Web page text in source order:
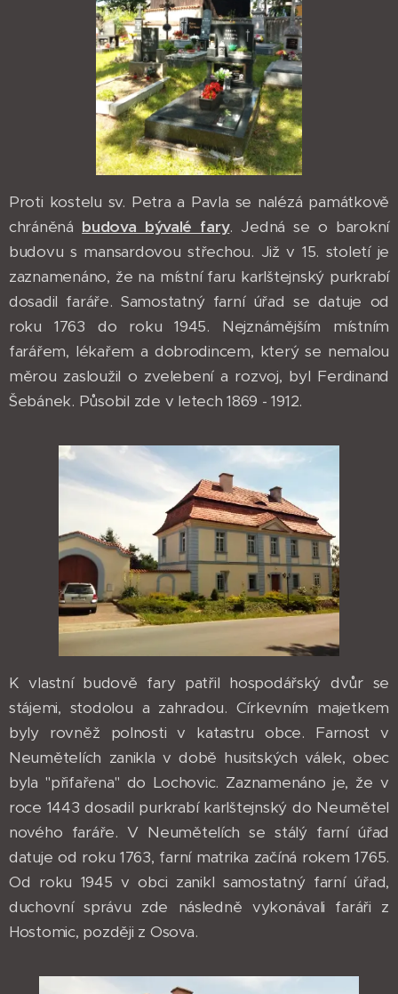
Proti kostelu sv. Petra a Pavla se nalézá památkově
chráněná budova bývalé fary. Jedná se o barokní
budovu s mansardovou střechou. Již v 15. století je
zaznamenáno, že na místní faru karlštejnský purkrabí
dosadil faráře. Samostatný farní úřad se datuje od
roku 1763 do roku 1945. Nejznámějším místním
farářem, lékařem a dobrodincem, který se nemalou
měrou zasloužil o zvelebení a rozvoj, byl Ferdinand
Šebánek. Působil zde v letech 1869 - 1912.
K vlastní budově fary patřil hospodářský dvůr se
stájemi, stodolou a zahradou. Církevním majetkem
byly rovněž polnosti v katastru obce. Farnost v
Neumětelích zanikla v době husitských válek, obec
byla "přifařena" do Lochovic. Zaznamenáno je, že v
roce 1443 dosadil purkrabí karlštejnský do Neumětel
nového faráře. V Neumětelích se stálý farní úřad
datuje od roku 1763, farní matrika začíná rokem 1765.
Od roku 1945 v obci zanikl samostatný farní úřad,
duchovní správu zde následně vykonávali faráři z
Hostomic, později z Osova.